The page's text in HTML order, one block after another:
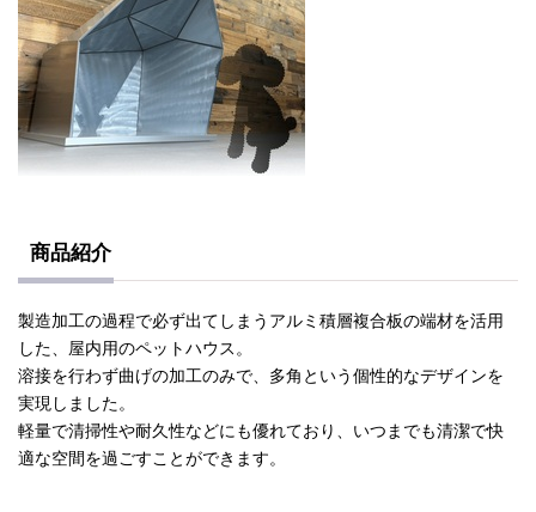
商品紹介
製造加工の過程で必ず出てしまうアルミ積層複合板の端材を活用
した、屋内用のペットハウス。
溶接を行わず曲げの加工のみで、多角という個性的なデザインを
実現しました。
軽量で清掃性や耐久性などにも優れており、いつまでも清潔で快
適な空間を過ごすことができます。